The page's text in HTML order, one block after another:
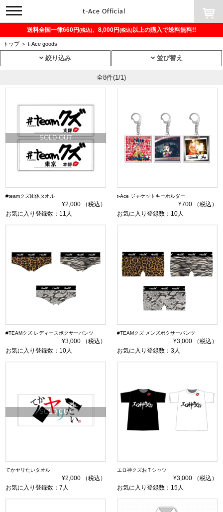
toggle
navigation
t-Ace Official
送料全国一律660円(税込)、8,000円(税込)以上の購入で送料無料!!
トップ ＞ t-Ace goods
絞り込み 並び替え
全8件(1/1)
SOLD OUT
#teamクズ団体タオル
¥2,000 （税込）
お気に入り登録数：11人
t-Ace ジャケットキーホルダー
¥700 （税込）
お気に入り登録数：10人
#TEAMクズ レディースボクサーパンツ
¥3,000 （税込）
お気に入り登録数：10人
#TEAMクズ メンズボクサーパンツ
¥3,000 （税込）
お気に入り登録数：3人
SOLD OUT
てかヤリたいタオル
¥2,000 （税込）
お気に入り登録数：7人
エロ神クズおＴシャツ
¥3,000 （税込）
お気に入り登録数：15人